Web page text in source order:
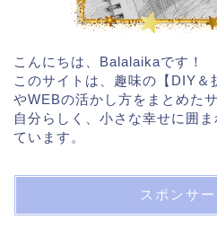
こんにちは、Balalaikaです！
このサイトは、趣味の【DIY＆
やWEBの活かし方をまとめた
自分らしく、小さな幸せに囲
ています。
スポンサ